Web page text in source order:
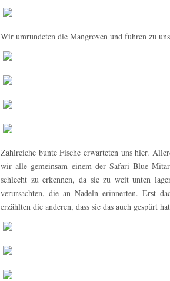
Wir umrundeten die Mangroven und fuhren zu
Zahlreiche bunte Fische erwarteten uns hier.
wir alle gemeinsam einem der Safari Blue
schlecht zu erkennen, da sie zu weit unten
verursachten, die an Nadeln erinnerten. Erst
erzählten die anderen, dass sie das auch gespürt